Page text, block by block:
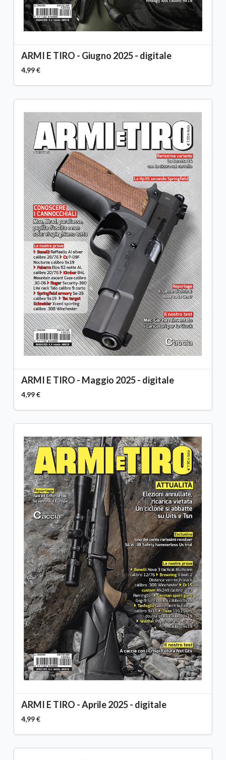
ARMI E TIRO - Giugno 2025 - digitale
4,99 €
ARMI E TIRO - Maggio 2025 - digitale
4,99 €
ARMI E TIRO - Aprile 2025 - digitale
4,99 €